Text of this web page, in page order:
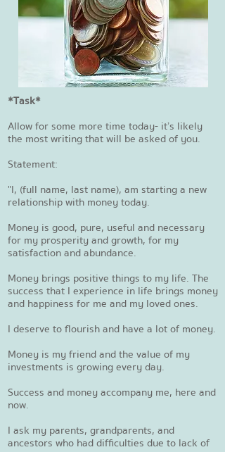
*Task*
Allow for some more time today- it’s likely
the most writing that will be asked of you.
Statement:
"I, (full name, last name), am starting a new
relationship with money today.
Money is good, pure, useful and necessary
for my prosperity and growth, for my
satisfaction and abundance.
Money brings positive things to my life. The
success that I experience in life brings money
and happiness for me and my loved ones.
I deserve to flourish and have a lot of money.
Money is my friend and the value of my
investments is growing every day.
Success and money accompany me, here and
now.
I ask my parents, grandparents, and
ancestors who had difficulties due to lack of